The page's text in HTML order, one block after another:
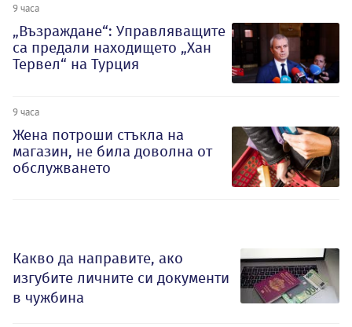
9 часа
„Възраждане“: Управляващите
са предали находището „Хан
Тервел“ на Турция
9 часа
Жена потроши стъкла на
магазин, не била доволна от
обслужването
Какво да направите, ако
изгубите личните си документи
в чужбина